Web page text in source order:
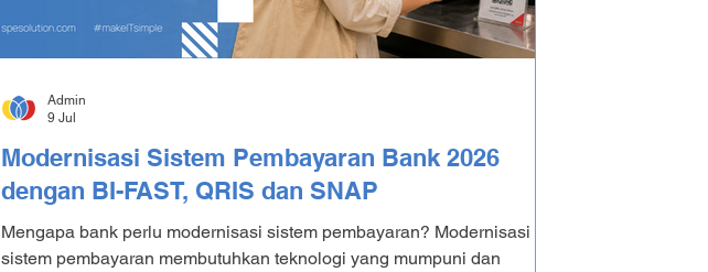
Modernisasi Sistem Pembayaran Bank 2026
dengan BI-FAST, QRIS dan SNAP
Mengapa bank perlu modernisasi sistem pembayaran? Modernisasi
sistem pembayaran membutuhkan teknologi yang mumpuni dan
Admin
9 Jul